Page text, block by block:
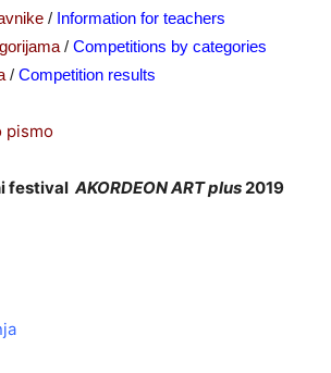
/ Information for teachers
/ Competitions by categories
/ Competition results
pismo
festival AKORDEON ART plus 2019